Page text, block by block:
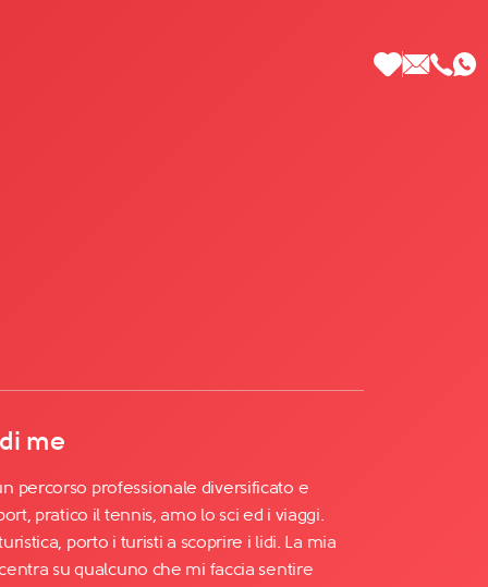
Più
me
percorso professionale diversificato e
pratico il tennis, amo lo sci ed i viaggi.
porto i turisti a scoprire i lidi. La mia
su qualcuno che mi faccia sentire